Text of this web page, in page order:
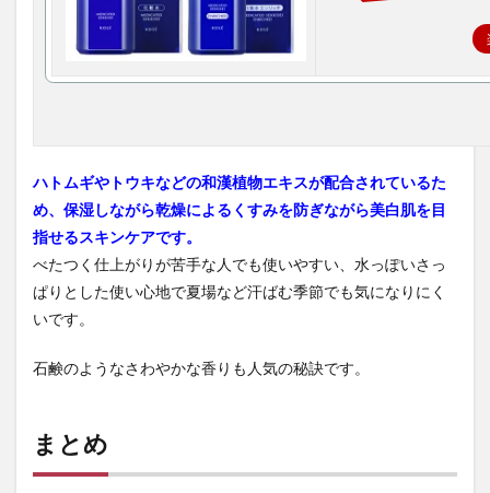
ハトムギやトウキなどの和漢植物エキスが配合されているた
め、保湿しながら乾燥によるくすみを防ぎながら美白肌を目
指せるスキンケアです。
べたつく仕上がりが苦手な人でも使いやすい、水っぽいさっ
ぱりとした使い心地で夏場など汗ばむ季節でも気になりにく
いです。
石鹸のようなさわやかな香りも人気の秘訣です。
まとめ